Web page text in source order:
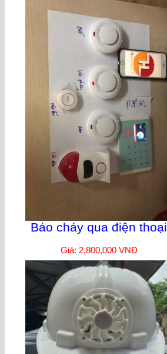
Báo cháy qua điện thoại
Giá: 2,800,000 VNĐ